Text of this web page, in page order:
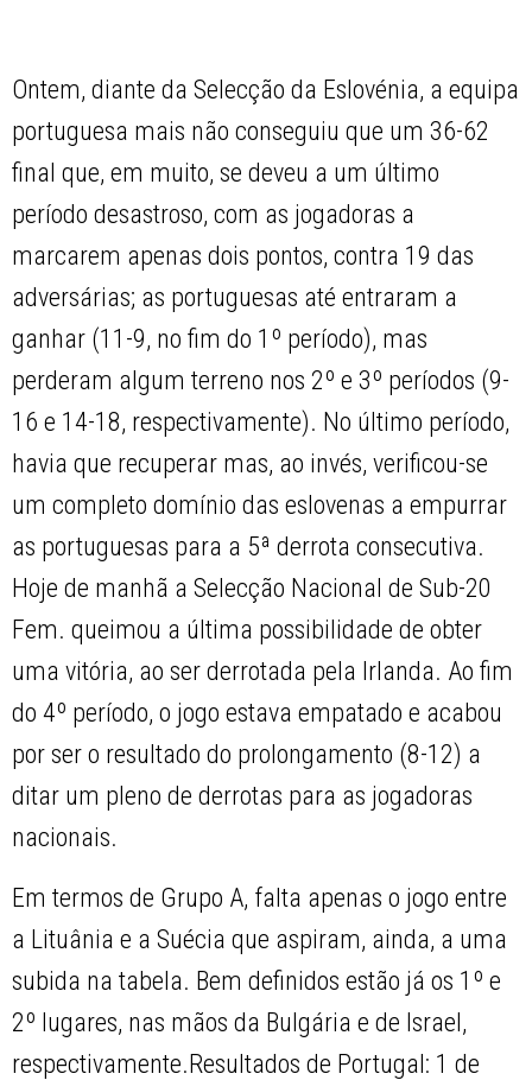
Ontem, diante da Selecção da Eslovénia, a equipa
portuguesa mais não conseguiu que um 36-62
final que, em muito, se deveu a um último
período desastroso, com as jogadoras a
marcarem apenas dois pontos, contra 19 das
adversárias; as portuguesas até entraram a
ganhar (11-9, no fim do 1º período), mas
perderam algum terreno nos 2º e 3º períodos (9-
16 e 14-18, respectivamente). No último período,
havia que recuperar mas, ao invés, verificou-se
um completo domínio das eslovenas a empurrar
as portuguesas para a 5ª derrota consecutiva.
Hoje de manhã a Selecção Nacional de Sub-20
Fem. queimou a última possibilidade de obter
uma vitória, ao ser derrotada pela Irlanda. Ao fim
do 4º período, o jogo estava empatado e acabou
por ser o resultado do prolongamento (8-12) a
ditar um pleno de derrotas para as jogadoras
nacionais.
Em termos de Grupo A, falta apenas o jogo entre
a Lituânia e a Suécia que aspiram, ainda, a uma
subida na tabela. Bem definidos estão já os 1º e
2º lugares, nas mãos da Bulgária e de Israel,
respectivamente.Resultados de Portugal: 1 de